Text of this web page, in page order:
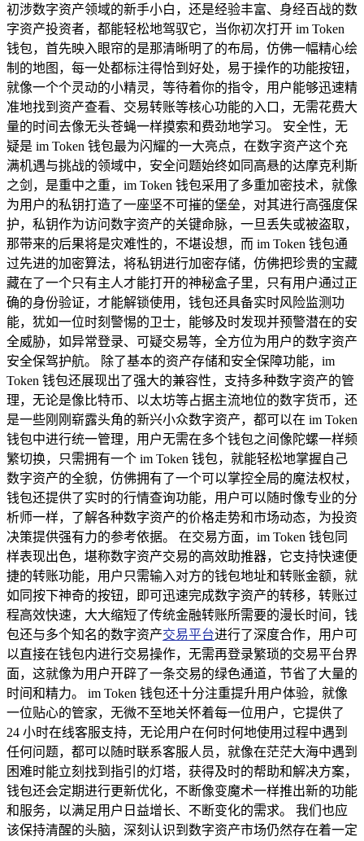
初涉数字资产领域的新手小白，还是经验丰富、身经百战的数
字资产投资者，都能轻松地驾驭它，当你初次打开 im Token
钱包，首先映入眼帘的是那清晰明了的布局，仿佛一幅精心绘
制的地图，每一处都标注得恰到好处，易于操作的功能按钮，
就像一个个灵动的小精灵，等待着你的指令，用户能够迅速精
准地找到资产查看、交易转账等核心功能的入口，无需花费大
量的时间去像无头苍蝇一样摸索和费劲地学习。 安全性，无
疑是 im Token 钱包最为闪耀的一大亮点，在数字资产这个充
满机遇与挑战的领域中，安全问题始终如同高悬的达摩克利斯
之剑，是重中之重，im Token 钱包采用了多重加密技术，就像
为用户的私钥打造了一座坚不可摧的堡垒，对其进行高强度保
护，私钥作为访问数字资产的关键命脉，一旦丢失或被盗取，
那带来的后果将是灾难性的，不堪设想，而 im Token 钱包通
过先进的加密算法，将私钥进行加密存储，仿佛把珍贵的宝藏
藏在了一个只有主人才能打开的神秘盒子里，只有用户通过正
确的身份验证，才能解锁使用，钱包还具备实时风险监测功
能，犹如一位时刻警惕的卫士，能够及时发现并预警潜在的安
全威胁，如异常登录、可疑交易等，全方位为用户的数字资产
安全保驾护航。 除了基本的资产存储和安全保障功能，im
Token 钱包还展现出了强大的兼容性，支持多种数字资产的管
理，无论是像比特币、以太坊等占据主流地位的数字货币，还
是一些刚刚崭露头角的新兴小众数字资产，都可以在 im Token
钱包中进行统一管理，用户无需在多个钱包之间像陀螺一样频
繁切换，只需拥有一个 im Token 钱包，就能轻松地掌握自己
数字资产的全貌，仿佛拥有了一个可以掌控全局的魔法权杖，
钱包还提供了实时的行情查询功能，用户可以随时像专业的分
析师一样，了解各种数字资产的价格走势和市场动态，为投资
决策提供强有力的参考依据。 在交易方面，im Token 钱包同
样表现出色，堪称数字资产交易的高效助推器，它支持快速便
捷的转账功能，用户只需输入对方的钱包地址和转账金额，就
如同按下神奇的按钮，即可迅速完成数字资产的转移，转账过
程高效快速，大大缩短了传统金融转账所需要的漫长时间，钱
包还与多个知名的数字资产交易平台进行了深度合作，用户可
以直接在钱包内进行交易操作，无需再登录繁琐的交易平台界
面，这就像为用户开辟了一条交易的绿色通道，节省了大量的
时间和精力。 im Token 钱包还十分注重提升用户体验，就像
一位贴心的管家，无微不至地关怀着每一位用户，它提供了
24 小时在线客服支持，无论用户在何时何地使用过程中遇到
任何问题，都可以随时联系客服人员，就像在茫茫大海中遇到
困难时能立刻找到指引的灯塔，获得及时的帮助和解决方案，
钱包还会定期进行更新优化，不断像变魔术一样推出新的功能
和服务，以满足用户日益增长、不断变化的需求。 我们也应
该保持清醒的头脑，深刻认识到数字资产市场仍然存在着一定